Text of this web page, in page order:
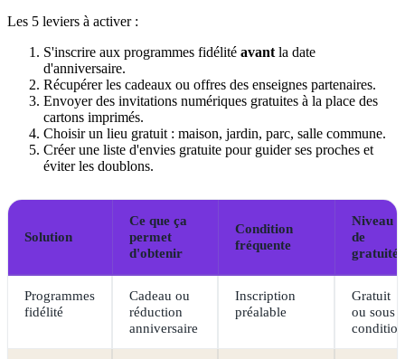
Les 5 leviers à activer :
S'inscrire aux programmes fidélité avant la date
d'anniversaire.
Récupérer les cadeaux ou offres des enseignes partenaires.
Envoyer des invitations numériques gratuites à la place des
cartons imprimés.
Choisir un lieu gratuit : maison, jardin, parc, salle commune.
Créer une liste d'envies gratuite pour guider ses proches et
éviter les doublons.
Solution
Ce que ça
permet
d'obtenir
Condition
fréquente
Niveau
de
gratuité
Programmes
fidélité
Cadeau ou
réduction
anniversaire
Inscription
préalable
Gratuit
ou sous
condition